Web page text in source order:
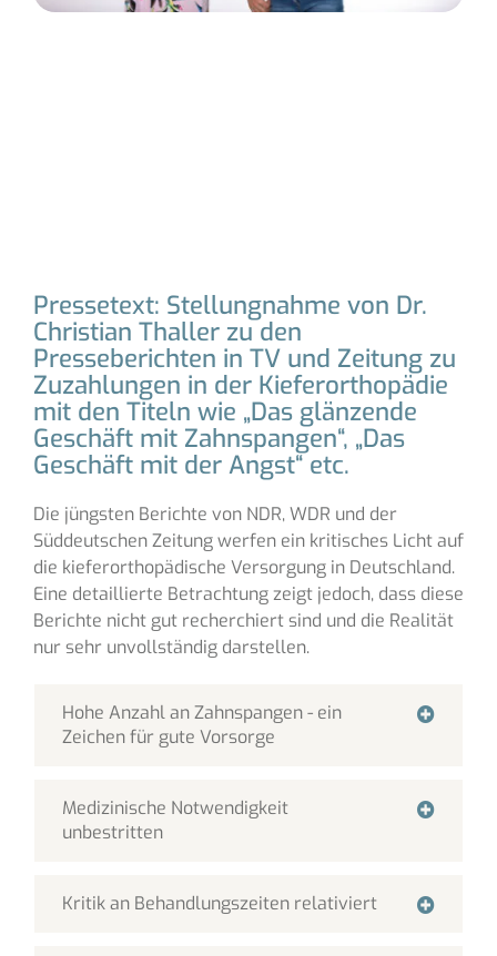
Pressetext: Stellungnahme von Dr.
Christian Thaller zu den
Presseberichten in TV und Zeitung zu
Zuzahlungen in der Kieferorthopädie
mit den Titeln wie „Das glänzende
Geschäft mit Zahnspangen“, „Das
Geschäft mit der Angst“ etc.
Die jüngsten Berichte von NDR, WDR und der
Süddeutschen Zeitung werfen ein kritisches Licht auf
die kieferorthopädische Versorgung in Deutschland.
Eine detaillierte Betrachtung zeigt jedoch, dass diese
Berichte nicht gut recherchiert sind und die Realität
nur sehr unvollständig darstellen.
Hohe Anzahl an Zahnspangen - ein
Zeichen für gute Vorsorge
Medizinische Notwendigkeit
unbestritten
Kritik an Behandlungszeiten relativiert